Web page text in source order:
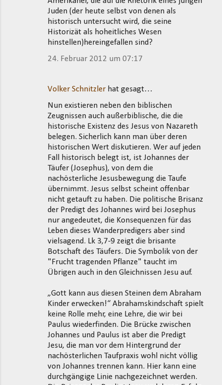
Juden (der heute selbst von denen als
historisch untersucht wird, die seine
Historizät als hoheitliches Wesen
hinstellen)hereingefallen sind?
24. Februar 2012 um 07:17
Volker Schnitzler hat gesagt…
Nun existieren neben den biblischen
Zeugnissen auch außerbiblische, die die
historische Existenz des Jesus von Nazareth
belegen. Sicherlich kann man über deren
historischen Wert diskutieren. Wer auf jeden
Fall historisch belegt ist, ist Johannes der
Täufer (Josephus), von dem die
nachösterliche Jesusbewegung die Taufe
übernimmt. Jesus selbst scheint offenbar
nicht getauft zu haben. Die politische Brisanz
der Predigt des Johannes wird bei Josephus
nur angedeutet, die Konsequenzen für das
Leben dieses Wanderpredigers aber sind
vielsagend. Lk 3,7-9 zeigt die brisante
Botschaft des Täufers. Die Symbolik von der
"Frucht tragenden Pflanze" taucht im
Übrigen auch in den Gleichnissen Jesu auf.
„Gott kann aus diesen Steinen dem Abraham
Kinder erwecken!“ Abrahamskindschaft spielt
keine Rolle mehr, eine Lehre, die wir bei
Paulus wiederfinden. Die Brücke zwischen
Johannes und Paulus ist aber die Predigt
Jesu, die man vor dem Hintergrund der
nachösterlichen Taufpraxis wohl nicht völlig
von Johannes trennen kann. Hier kann eine
durchgängige Linie nachgezeichnet werden.